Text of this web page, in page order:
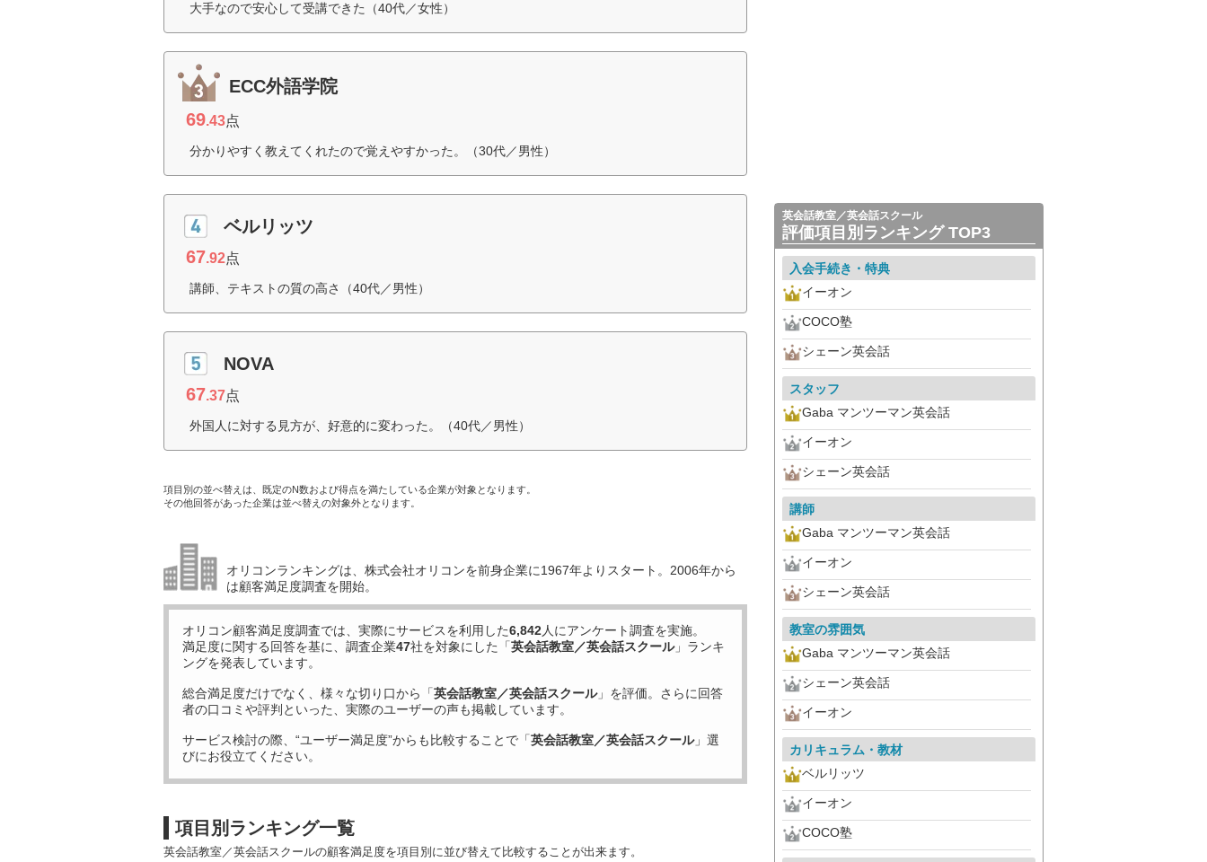
大手なので安心して受講できた（40代／女性）
ECC外語学院
69.43点
分かりやすく教えてくれたので覚えやすかった。（30代／男性）
ベルリッツ
67.92点
講師、テキストの質の高さ（40代／男性）
NOVA
67.37点
外国人に対する見方が、好意的に変わった。（40代／男性）
項目別の並べ替えは、既定のN数および得点を満たしている企業が対象となります。
その他回答があった企業は並べ替えの対象外となります。
オリコンランキングは、株式会社オリコンを前身企業に1967年よりスタート。2006年から
は顧客満足度調査を開始。
オリコン顧客満足度調査では、実際にサービスを利用した6,842人にアンケート調査を実施。
満足度に関する回答を基に、調査企業47社を対象にした「英会話教室／英会話スクール」ランキ
ングを発表しています。
総合満足度だけでなく、様々な切り口から「英会話教室／英会話スクール」を評価。さらに回答
者の口コミや評判といった、実際のユーザーの声も掲載しています。
サービス検討の際、“ユーザー満足度”からも比較することで「英会話教室／英会話スクール」選
びにお役立てください。
項目別ランキング一覧
英会話教室／英会話スクールの顧客満足度を項目別に並び替えて比較することが出来ます。
英会話教室／英会話スクール
評価項目別ランキング TOP3
入会手続き・特典
イーオン
COCO塾
シェーン英会話
スタッフ
Gaba マンツーマン英会話
イーオン
シェーン英会話
講師
Gaba マンツーマン英会話
イーオン
シェーン英会話
教室の雰囲気
Gaba マンツーマン英会話
シェーン英会話
イーオン
カリキュラム・教材
ベルリッツ
イーオン
COCO塾